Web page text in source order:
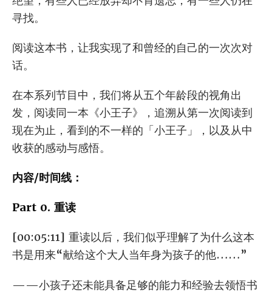
寻找。
阅读这本书，让我实现了和曾经的自己的一次次对
话。
在本系列节目中，我们将从五个年龄段的视角出
发，阅读同一本《小王子》，追溯从第一次阅读到
现在为止，看到的不一样的「小王子」，以及从中
收获的感动与感悟。
内容/时间线：
Part 0. 重读
[00:05:11] 重读以后，我们似乎理解了为什么这本
书是用来“献给这个大人当年身为孩子的他……”
——小孩子还未能具备足够的能力和经验去领悟书